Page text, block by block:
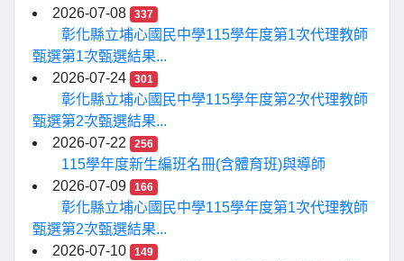
2026-07-08
337
彰化縣立埔心國民中學115學年度第1次代理教師
甄選第1次甄選結果...
2026-07-24
301
彰化縣立埔心國民中學115學年度第2次代理教師
甄選第2次甄選結果...
2026-07-22
256
115學年度新生編班名冊(含體育班)與導師
2026-07-09
166
彰化縣立埔心國民中學115學年度第1次代理教師
甄選第2次甄選結果...
2026-07-10
149